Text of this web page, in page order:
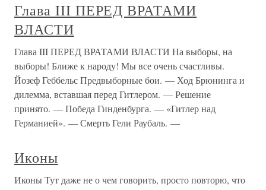
Глава III ПЕРЕД ВРАТАМИ
ВЛАСТИ
Глава III ПЕРЕД ВРАТАМИ ВЛАСТИ На выборы, на
выборы! Ближе к народу! Мы все очень счастливы.
Йозеф Геббельс Предвыборные бои. — Ход Брюнинга и
дилемма, вставшая перед Гитлером. — Решение
принято. — Победа Гинденбурга. — «Гитлер над
Германией». — Смерть Гели Раубаль. —
Иконы
Иконы Тут даже не о чем говорить, просто повторю, что